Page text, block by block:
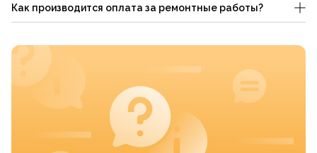
Как производится оплата за ремонтные работы?